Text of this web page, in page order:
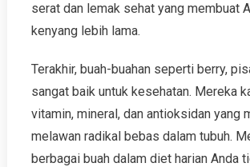
serat dan lemak sehat yang membuat
kenyang lebih lama.
Terakhir, buah-buahan seperti berry,
sangat baik untuk kesehatan. Mereka
vitamin, mineral, dan antioksidan yang
melawan radikal bebas dalam tubuh.
berbagai buah dalam diet harian Anda